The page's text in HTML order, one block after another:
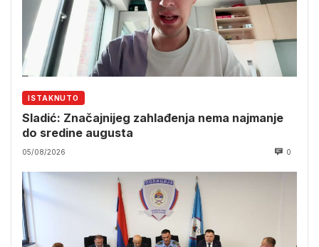
ISTAKNUTO
Sladić: Značajnijeg zahlađenja nema najmanje
do sredine augusta
05/08/2026 0